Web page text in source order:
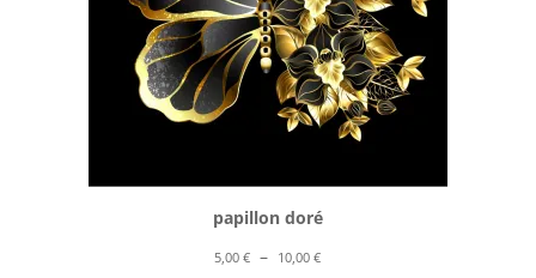
papillon doré
5,00€ – 10,00€Plage